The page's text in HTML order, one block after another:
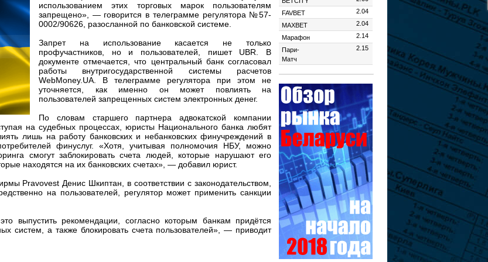
использованием этих торговых марок пользователям
запрещено», — говорится в телеграмме регулятора №57-
0002/90626, разосланной по банковской системе.
Запрет на использование касается не только
профучастников, но и пользователей, пишет UBR. В
документе отмечается, что центральный банк согласовал
работы внутригосударственной системы расчетов
WebMoney.UA. В телеграмме регулятора при этом не
уточняется, как именно он может повлиять на
пользователей запрещенных систем электронных денег.
По словам старшего партнера адвокатской компании
на судебных процессах, юристы Национального банка любят
лишь на работу банковских и небанковских финучреждений в
финуслуг. «Хотя, учитывая полномочия НБУ, можно
смогут заблокировать счета людей, которые нарушают его
находятся на их банковских счетах», — добавил юрист.
Pravovest Денис Шкиптан, в соответствии с законодательством,
на пользователей, регулятор может применить санкции
выпустить рекомендации, согласно которым банкам придётся
систем, а также блокировать счета пользователей», — приводит
FAVBET
2.04
MAXBET
2.04
Марафон
2.14
Пари-
Матч
2.15